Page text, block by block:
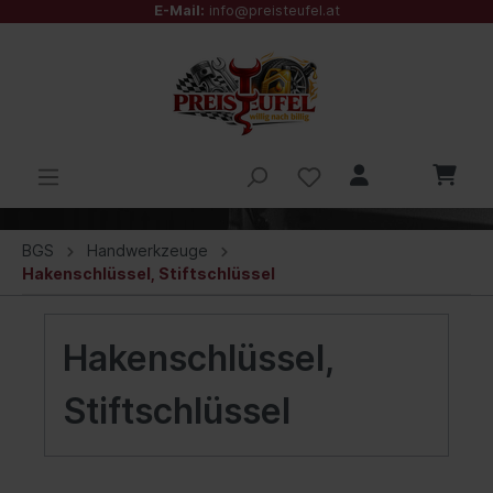
E-Mail: info@preisteufel.at
BGS
Handwerkzeuge
Hakenschlüssel, Stiftschlüssel
Hakenschlüssel,
Stiftschlüssel